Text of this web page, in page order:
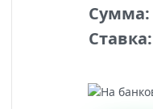
Сумма:
Ставка: